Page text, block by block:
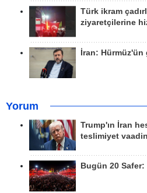
Türk ikram
ziyaretçilerine
İran: Hürmüz'ün
Yorum
Trump'ın İran
teslimiyet
Bugün 20